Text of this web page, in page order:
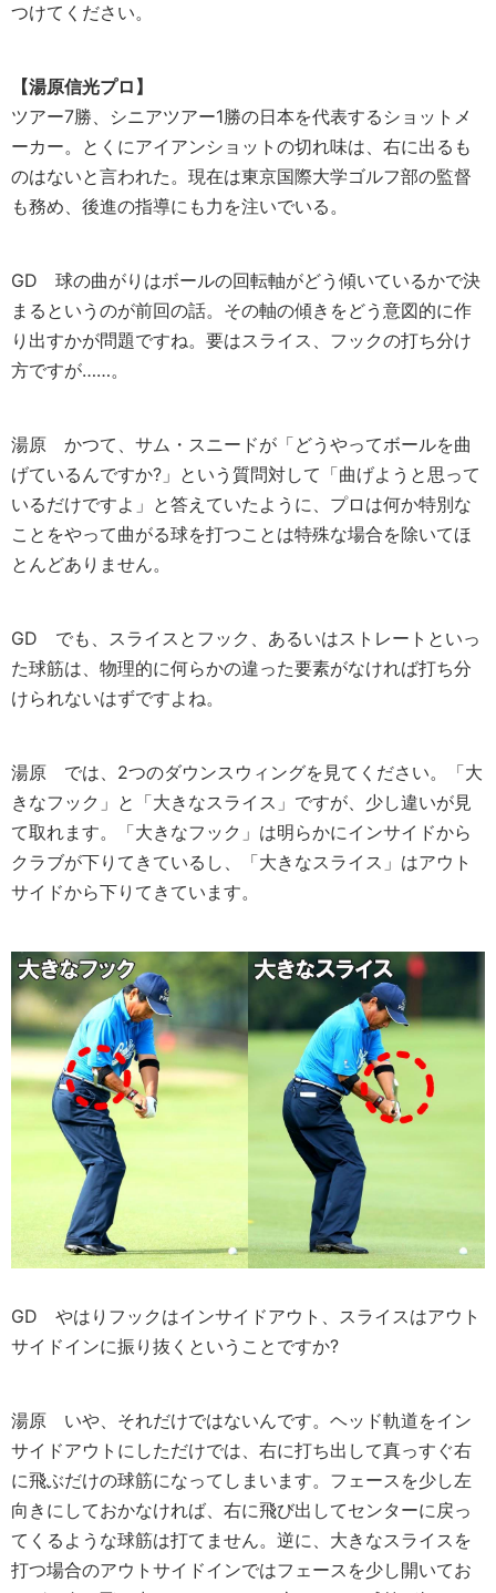
つけてください。
【湯原信光プロ】
ツアー7勝、シニアツアー1勝の日本を代表するショットメ
ーカー。とくにアイアンショットの切れ味は、右に出るも
のはないと言われた。現在は東京国際大学ゴルフ部の監督
も務め、後進の指導にも力を注いでいる。
GD 球の曲がりはボールの回転軸がどう傾いているかで決
まるというのが前回の話。その軸の傾きをどう意図的に作
り出すかが問題ですね。要はスライス、フックの打ち分け
方ですが……。
湯原 かつて、サム・スニードが「どうやってボールを曲
げているんですか?」という質問対して「曲げようと思って
いるだけですよ」と答えていたように、プロは何か特別な
ことをやって曲がる球を打つことは特殊な場合を除いてほ
とんどありません。
GD でも、スライスとフック、あるいはストレートといっ
た球筋は、物理的に何らかの違った要素がなければ打ち分
けられないはずですよね。
湯原 では、2つのダウンスウィングを見てください。「大
きなフック」と「大きなスライス」ですが、少し違いが見
て取れます。「大きなフック」は明らかにインサイドから
クラブが下りてきているし、「大きなスライス」はアウト
サイドから下りてきています。
GD やはりフックはインサイドアウト、スライスはアウト
サイドインに振り抜くということですか?
湯原 いや、それだけではないんです。ヘッド軌道をイン
サイドアウトにしただけでは、右に打ち出して真っすぐ右
に飛ぶだけの球筋になってしまいます。フェースを少し左
向きにしておかなければ、右に飛び出してセンターに戻っ
てくるような球筋は打てません。逆に、大きなスライスを
打つ場合のアウトサイドインではフェースを少し開いてお